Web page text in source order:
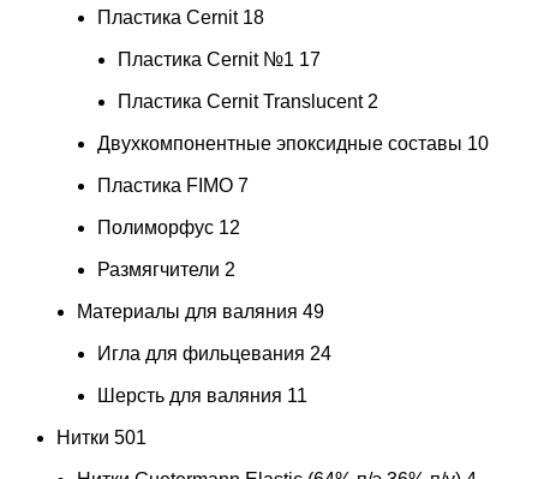
Пластика Cernit 18
Пластика Cernit №1 17
Пластика Cernit Translucent 2
Двухкомпонентные эпоксидные составы 10
Пластика FIMO 7
Полиморфус 12
Размягчители 2
Материалы для валяния 49
Игла для фильцевания 24
Шерсть для валяния 11
Нитки 501